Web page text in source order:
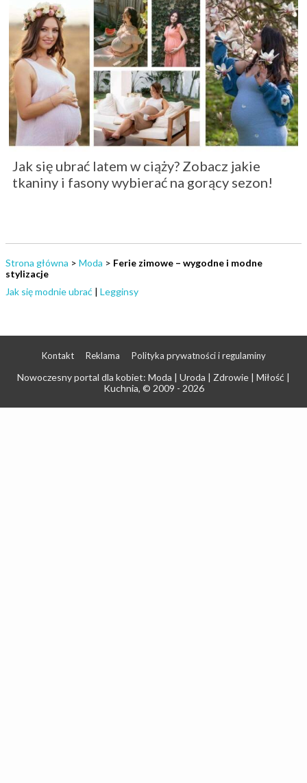
Jak się ubrać latem w ciąży? Zobacz jakie
tkaniny i fasony wybierać na gorący sezon!
Strona główna > Moda > Ferie zimowe – wygodne i modne
stylizacje
Jak się modnie ubrać | Legginsy
Kontakt Reklama Polityka prywatności i regulaminy
Nowoczesny portal dla kobiet: Moda | Uroda | Zdrowie | Miłość |
Kuchnia, © 2009 - 2026